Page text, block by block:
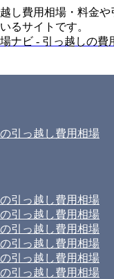
し費用相場・料金や
るサイトです。
引っ越し費用相場
引っ越し費用相場
引っ越し費用相場
引っ越し費用相場
引っ越し費用相場
引っ越し費用相場
引っ越し費用相場